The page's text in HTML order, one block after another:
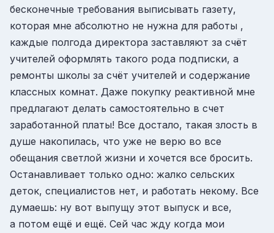
бесконечные требования выписывать газету,
которая мне абсолютно не нужна для работы ,
каждые полгода директора заставляют за счёт
учителей оформлять такого рода подписки, а
ремонты школы за счёт учителей и содержание
классных комнат. Даже покупку реактивной мне
предлагают делать самостоятельно в счет
заработанной платы! Все достало, такая злость в
душе накопилась, что уже не верю во все
обещания светлой жизни и хочется все бросить.
Останавливает только одно: жалко сельских
деток, специалистов нет, и работать некому. Все
думаешь: ну вот выпущу этот выпуск и все,
а потом ещё и ещё. Сей час жду когда мои